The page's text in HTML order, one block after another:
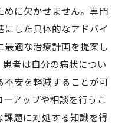
めに欠かせません。専門
した具体的なアドバイ
最適な治療計画を提案し
者は自分の病状につい
不安を軽減することが可
アップや相談を行うこ
課題に対処する知識を得